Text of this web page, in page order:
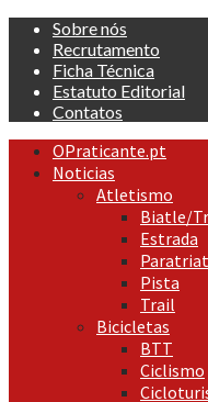
Skip
content
Sobre nós
Recrutamento
Ficha Técnica
Estatuto Editorial
Contatos
Primary
Menu
OPraticante.pt
Noticias
Atletismo
Biatle/
Estrada
Pista
Trail
Bicicletas
BTT
Ciclismo